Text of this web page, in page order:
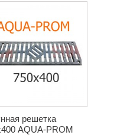
решетка
AQUA-PROM